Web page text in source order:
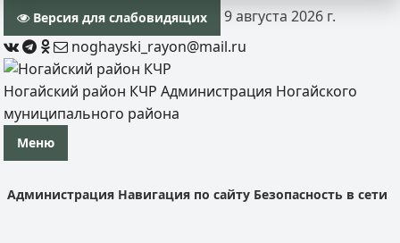
Версия для слабовидящих
9 августа 2026 г.
noghayski_rayon@mail.ru
Ногайский район КЧР Администрация Ногайского
муниципального района
Меню
Администрация Навигация по сайту Безопасность в сети